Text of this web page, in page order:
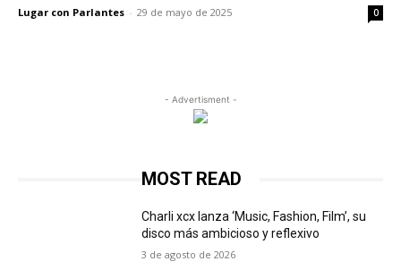
Lugar con Parlantes - 29 de mayo de 2025 0
- Advertisment -
MOST READ
Charli xcx lanza ‘Music, Fashion, Film’, su
disco más ambicioso y reflexivo
3 de agosto de 2026